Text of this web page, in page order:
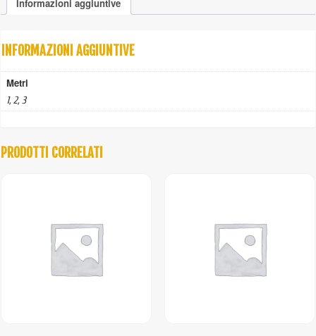
quantità
Informazioni aggiuntive
INFORMAZIONI AGGIUNTIVE
Metri
1, 2, 3
PRODOTTI CORRELATI